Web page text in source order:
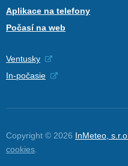
Aplikace na telefony
Počasí na web
Ventusky
In-počasie
Copyright © 2026 InMeteo, s.r.o.
cookies